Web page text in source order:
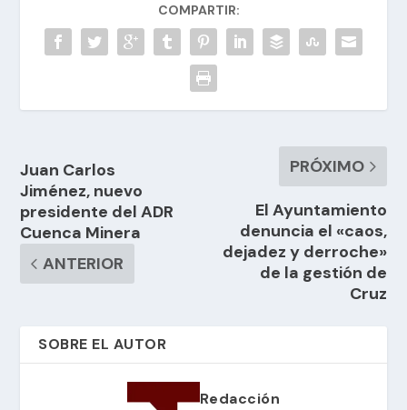
COMPARTIR:
Juan Carlos
Jiménez, nuevo
presidente del ADR
Cuenca Minera
ANTERIOR
PRÓXIMO
El Ayuntamiento
denuncia el «caos,
dejadez y derroche»
de la gestión de
Cruz
SOBRE EL AUTOR
Redacción